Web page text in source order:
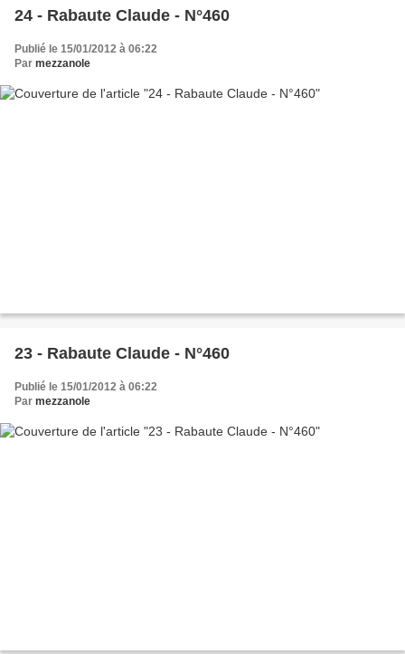
24 - Rabaute Claude - N°460
Publié le 15/01/2012 à 06:22
Par mezzanole
23 - Rabaute Claude - N°460
Publié le 15/01/2012 à 06:22
Par mezzanole